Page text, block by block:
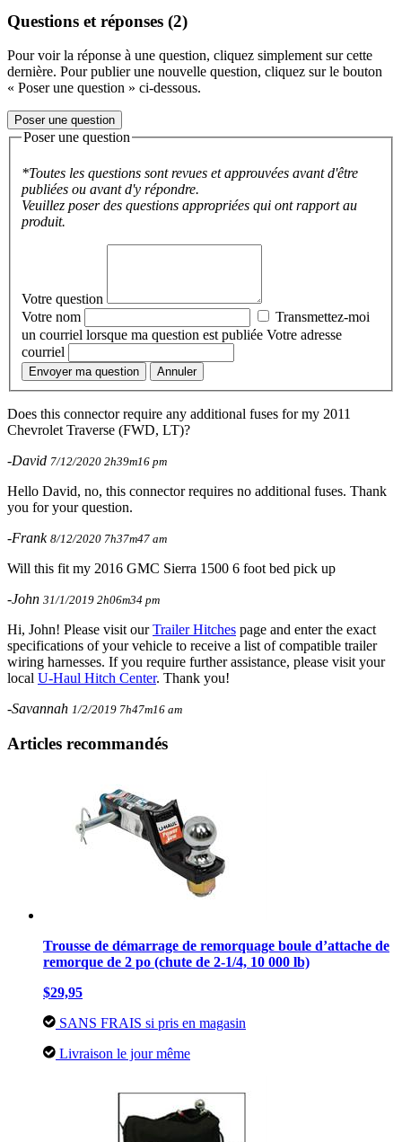
Questions et réponses (2)
Pour voir la réponse à une question, cliquez simplement sur cette
dernière. Pour publier une nouvelle question, cliquez sur le bouton
« Poser une question » ci-dessous.
Poser une question
Poser une question
*Toutes les questions sont revues et approuvées avant d'être
publiées ou avant d'y répondre.
Veuillez poser des questions appropriées qui ont rapport au
produit.
Votre question
Votre nom
Transmettez-moi
un courriel lorsque ma question est publiée Votre adresse
courriel
Envoyer ma question Annuler
Does this connector require any additional fuses for my 2011
Chevrolet Traverse (FWD, LT)?
-David 7/12/2020 2h39m16 pm
Hello David, no, this connector requires no additional fuses. Thank
you for your question.
-Frank 8/12/2020 7h37m47 am
Will this fit my 2016 GMC Sierra 1500 6 foot bed pick up
-John 31/1/2019 2h06m34 pm
Hi, John! Please visit ourTrailer Hitches page and enter the exact
specifications of your vehicle to receive a list of compatible trailer
wiring harnesses. If you require further assistance, please visit your
local U-Haul Hitch Center. Thank you!
-Savannah 1/2/2019 7h47m16 am
Articles recommandés
Trousse de démarrage de remorquage boule d’attache de
remorque de 2 po (chute de 2-1/4, 10 000 lb)
$29,95
SANS FRAIS si pris en magasin
Livraison le jour même